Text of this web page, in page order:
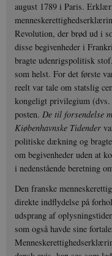
august 1789 i Paris.
Revolution, der brød ud i
disse begivenheder i
bragte udenrigspolitisk
som helst. For det første
reelt var tale om statslig
kongeligt privilegium
posten.De til forsendelse
Kiøbenhavnske Tidender
politiske dækning og
om begivenheder uden at
i nedenstående beretning
Den franske
direkte indflydelse på
udsprang af
som også havde sine